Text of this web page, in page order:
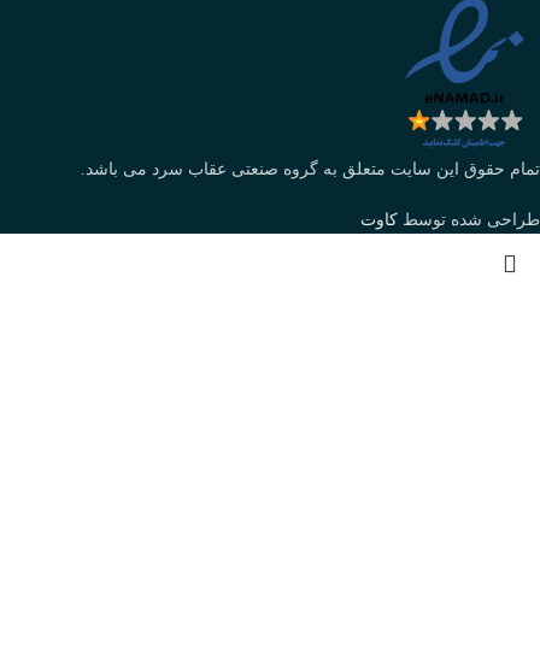
تمام حقوق این سایت متعلق به گروه صنعتی عقاب سرد می باشد.
طراحی شده توسط کاوت